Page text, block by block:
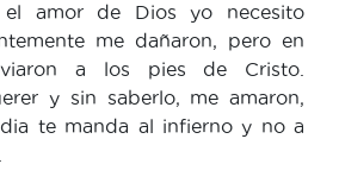
el amor de Dios yo necesito
me dañaron, pero en
a los pies de Cristo.
y sin saberlo, me amaron,
te manda al infierno y no a